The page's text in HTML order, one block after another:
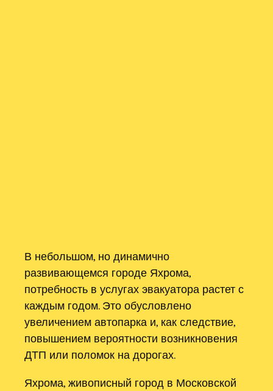
В небольшом, но динамично
развивающемся городе Яхрома,
потребность в услугах эвакуатора растет с
каждым годом. Это обусловлено
увеличением автопарка и, как следствие,
повышением вероятности возникновения
ДТП или поломок на дорогах.
Яхрома, живописный город в Московской